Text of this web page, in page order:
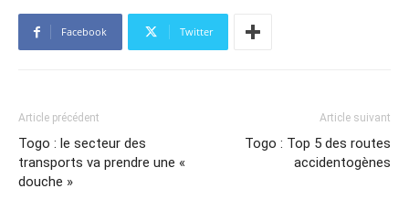
Facebook Twitter
Article précédent
Togo : le secteur des
transports va prendre une «
douche »
Article suivant
Togo : Top 5 des routes
accidentogènes